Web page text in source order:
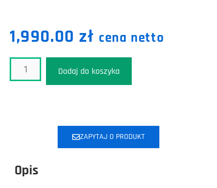
1,990.00 zł cena netto
Dodaj do koszyka
ZAPYTAJ O PRODUKT
Opis